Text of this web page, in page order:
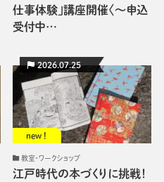
仕事体験」講座開催〈〜申込
受付中…
new !
江戸時代の本づくりに挑戦！
2026.07.25
教室・ワークショップ